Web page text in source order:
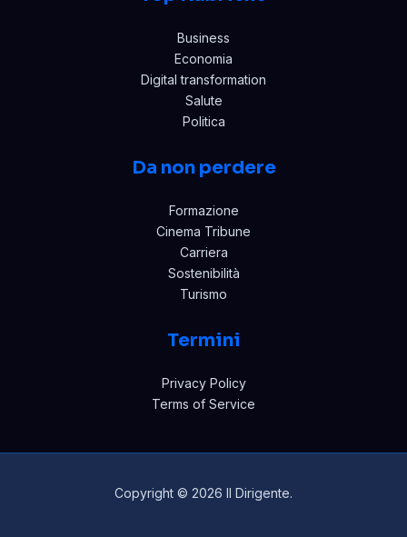
Business
Economia
Digital transformation
Salute
Politica
Da non perdere
Formazione
Cinema Tribune
Carriera
Sostenibilità
Turismo
Termini
Privacy Policy
Terms of Service
Copyright © 2026 Il Dirigente.